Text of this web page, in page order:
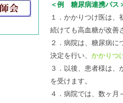
＜例 糖尿病連携パス
１．かかりつけ医は
続けても高血糖が改善
２．病院は、糖尿病に
決定を行い、 かかりつ
３．以後、患者様は、
を受けます。
４．病院では、数ヶ月